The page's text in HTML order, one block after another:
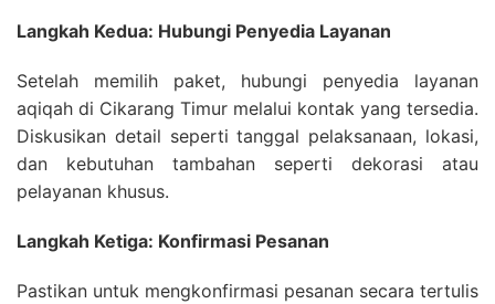
Langkah Kedua: Hubungi Penyedia Layanan
Setelah memilih paket, hubungi penyedia layanan
aqiqah di Cikarang Timur melalui kontak yang tersedia.
Diskusikan detail seperti tanggal pelaksanaan, lokasi,
dan kebutuhan tambahan seperti dekorasi atau
pelayanan khusus.
Langkah Ketiga: Konfirmasi Pesanan
Pastikan untuk mengkonfirmasi pesanan secara tertulis